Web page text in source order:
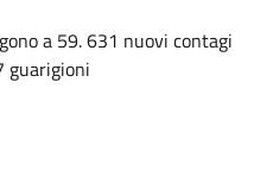
a 59. 631 nuovi contagi
guarigioni